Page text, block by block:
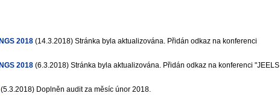
2018 (14.3.2018) Stránka byla aktualizována. Přidán odkaz na konferenci
2018 (6.3.2018) Stránka byla aktualizována. Přidán odkaz na konferenci "JEELS
(5.3.2018) Doplněn audit za měsíc únor 2018.